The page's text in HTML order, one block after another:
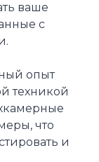
ваше
с
опыт
техникой
что
и